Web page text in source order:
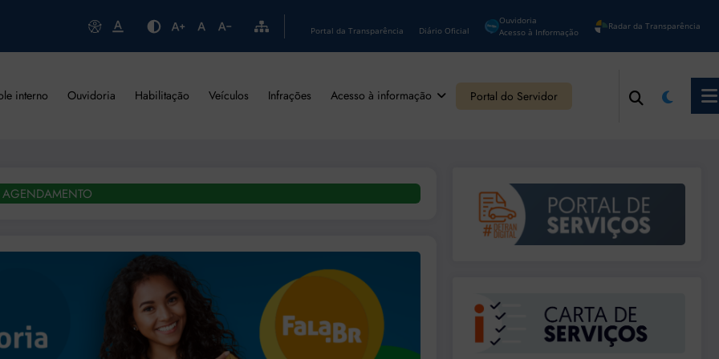
Portal da Transparência Diário Oficial
Ouvidoria
Acesso à Informação
Radar da Transparência
interno Ouvidoria Habilitação Veículos Infrações Acesso à informação Portal do Servidor
AGENDAMENTO